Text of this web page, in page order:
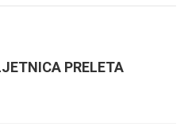
PRELETA